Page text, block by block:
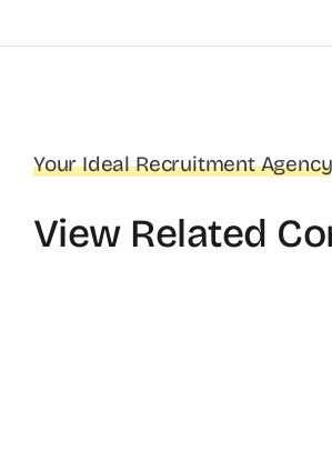
Your Ideal Recruitment Agency
View Related